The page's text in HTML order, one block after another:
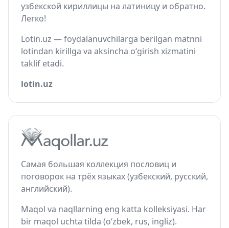
узбекской кириллицы на латиницу и обратно.
Легко!
Lotin.uz — foydalanuvchilarga berilgan matnni
lotindan kirillga va aksincha o‘girish xizmatini
taklif etadi.
lotin.uz
Самая большая коллекция пословиц и
поговорок на трёх языках (узбекский, русский,
английский).
Maqol va naqllarning eng katta kolleksiyasi. Har
bir maqol uchta tilda (o‘zbek, rus, ingliz).